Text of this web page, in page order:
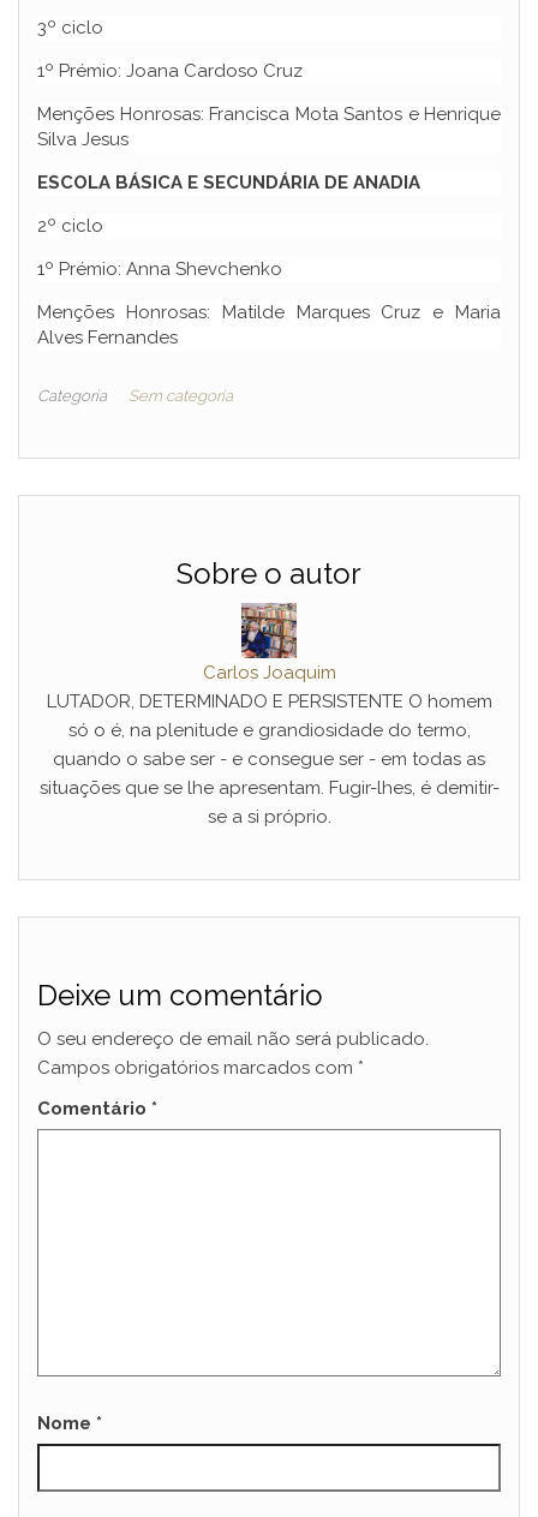
3º ciclo
1º Prémio: Joana Cardoso Cruz
Menções Honrosas: Francisca Mota Santos e Henrique
Silva Jesus
ESCOLA BÁSICA E SECUNDÁRIA DE ANADIA
2º ciclo
1º Prémio: Anna Shevchenko
Menções Honrosas: Matilde Marques Cruz e Maria
Alves Fernandes
Categoria Sem categoria
Sobre o autor
Carlos Joaquim
LUTADOR, DETERMINADO E PERSISTENTE O homem
só o é, na plenitude e grandiosidade do termo,
quando o sabe ser - e consegue ser - em todas as
situações que se lhe apresentam. Fugir-lhes, é demitir-
se a si próprio.
Deixe um comentário
O seu endereço de email não será publicado.
Campos obrigatórios marcados com *
Comentário *
Nome *